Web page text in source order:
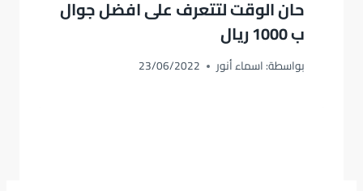
حان الوقت لتتعرف على افضل جوال
ب 1000 ريال
بواسطة:اسماء أنور 23/06/2022